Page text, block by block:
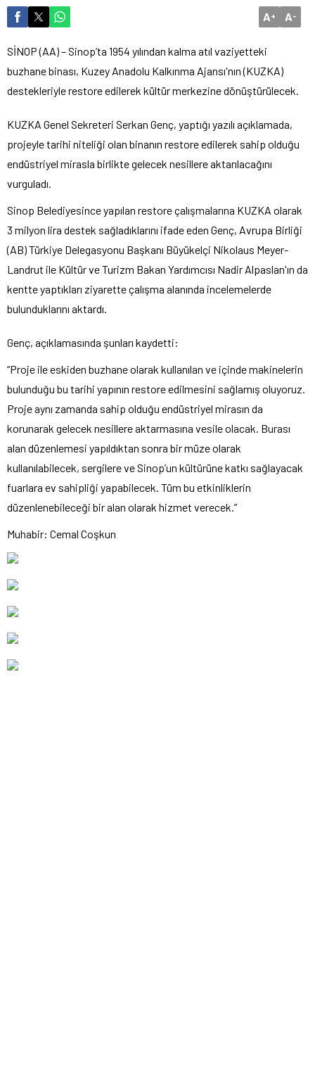
A+ A-
SİNOP (AA) – Sinop’ta 1954 yılından kalma atıl vaziyetteki
buzhane binası, Kuzey Anadolu Kalkınma Ajansı'nın (KUZKA)
destekleriyle restore edilerek kültür merkezine dönüştürülecek.
KUZKA Genel Sekreteri Serkan Genç, yaptığı yazılı açıklamada,
projeyle tarihi niteliği olan binanın restore edilerek sahip olduğu
endüstriyel mirasla birlikte gelecek nesillere aktarılacağını
vurguladı.
Sinop Belediyesince yapılan restore çalışmalarına KUZKA olarak
3 milyon lira destek sağladıklarını ifade eden Genç, Avrupa Birliği
(AB) Türkiye Delegasyonu Başkanı Büyükelçi Nikolaus Meyer-
Landrut ile Kültür ve Turizm Bakan Yardımcısı Nadir Alpaslan'ın da
kentte yaptıkları ziyarette çalışma alanında incelemelerde
bulunduklarını aktardı.
Genç, açıklamasında şunları kaydetti:
“Proje ile eskiden buzhane olarak kullanılan ve içinde makinelerin
bulunduğu bu tarihi yapının restore edilmesini sağlamış oluyoruz.
Proje aynı zamanda sahip olduğu endüstriyel mirasın da
korunarak gelecek nesillere aktarmasına vesile olacak. Burası
alan düzenlemesi yapıldıktan sonra bir müze olarak
kullanılabilecek, sergilere ve Sinop’un kültürüne katkı sağlayacak
fuarlara ev sahipliği yapabilecek. Tüm bu etkinliklerin
düzenlenebileceği bir alan olarak hizmet verecek.”
Muhabir: Cemal Coşkun